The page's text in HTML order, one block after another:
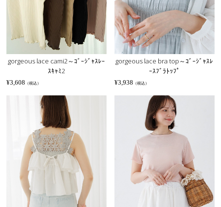
gorgeous lace cami2～ｺﾞｰｼﾞｬｽﾚｰ
ｽｷｬﾐ2
¥3,608 （税込）
gorgeous lace bra top～ｺﾞｰｼﾞｬｽﾚ
ｰｽﾌﾞﾗﾄｯﾌﾟ
¥3,938 （税込）